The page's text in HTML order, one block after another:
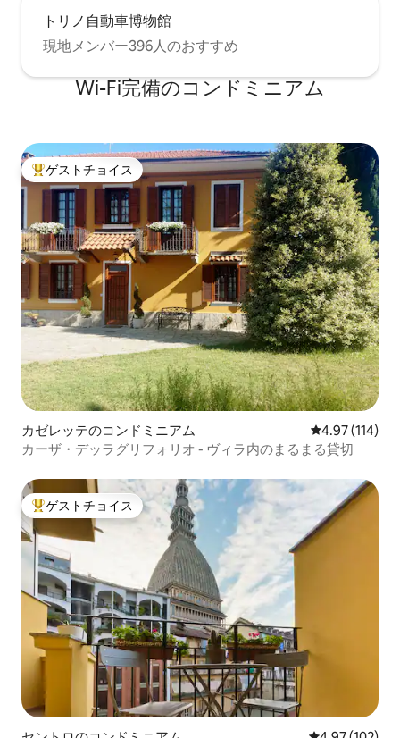
トリノ自動車博物館
現地メンバー396人のおすすめ
Wi-Fi完備のコンドミニアム
大好評のゲストチョイスです。
ゲストチョイス
カゼレッテのコンドミニアム レビュー114
4.97 (114)
カーザ・デッラグリフォリオ - ヴィラ内のまるまる貸切
大好評のゲストチョイスです。
ゲストチョイス